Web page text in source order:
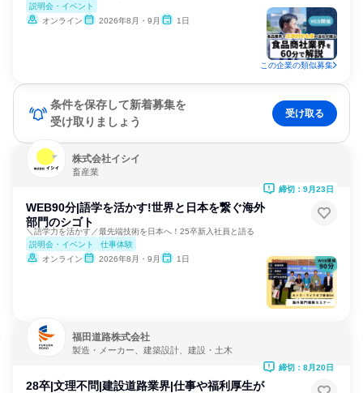
説明会・イベント
オンライン
2026年8月・9月 1日
この企業の類似募集
条件を保存して新着募集を
受け取りましょう
受け取る
株式会社イシイ
畜産業
WEB90分|語学を活かす!世界と日本を繋ぐ海外
部門のシゴト
＼語学力を活かす／最先端技術を日本へ！25卒新入社員と語る
説明会・イベント
仕事体験
オンライン
2026年8月・9月 1日
締切：9月23日
福田道路株式会社
製造・メーカー、建築設計、建設・土木
28卒|文理不問|建設道路業界|仕事や福利厚生が
締切：8月20日